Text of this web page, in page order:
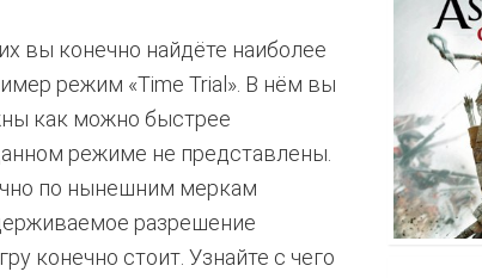
вы конечно найдёте наиболее
режим «Time Trial». В нём вы
как можно быстрее
режиме не представлены.
по нынешним меркам
разрешение
конечно стоит. Узнайте с чего